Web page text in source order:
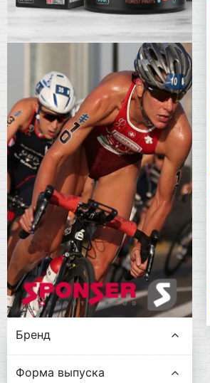
Бренд
Форма выпуска